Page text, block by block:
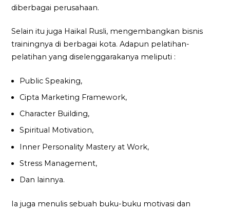
diberbagai perusahaan.
Selain itu juga Haikal Rusli, mengembangkan bisnis
trainingnya di berbagai kota. Adapun pelatihan-
pelatihan yang diselenggarakanya meliputi :
Public Speaking,
Cipta Marketing Framework,
Character Building,
Spiritual Motivation,
Inner Personality Mastery at Work,
Stress Management,
Dan lainnya.
Ia juga menulis sebuah buku-buku motivasi dan